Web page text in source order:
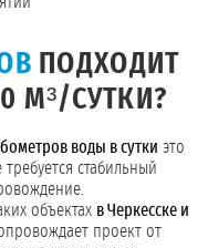
ПОДХОДИТ
М³/СУТКИ?
воды в сутки это
стабильный
объектах в Черкесске и
проект от